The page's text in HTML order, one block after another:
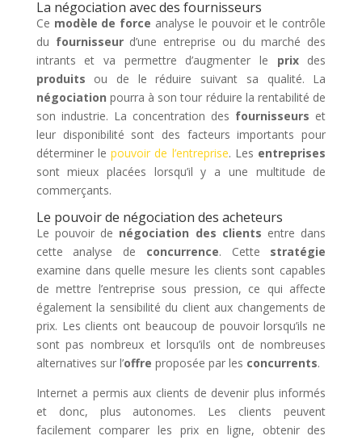
La négociation avec des fournisseurs
Ce modèle de force analyse le pouvoir et le contrôle
du fournisseur d’une entreprise ou du marché des
intrants et va permettre d’augmenter le prix des
produits ou de le réduire suivant sa qualité. La
négociation pourra à son tour réduire la rentabilité de
son industrie. La concentration des fournisseurs et
leur disponibilité sont des facteurs importants pour
déterminer lepouvoir de l’entreprise. Les entreprises
sont mieux placées lorsqu’il y a une multitude de
commerçants.
Le pouvoir de négociation des acheteurs
Le pouvoir de négociation des clients entre dans
cette analyse de concurrence. Cette stratégie
examine dans quelle mesure les clients sont capables
de mettre l’entreprise sous pression, ce qui affecte
également la sensibilité du client aux changements de
prix. Les clients ont beaucoup de pouvoir lorsqu’ils ne
sont pas nombreux et lorsqu’ils ont de nombreuses
alternatives sur l’offre proposée par les concurrents.
Internet a permis aux clients de devenir plus informés
et donc, plus autonomes. Les clients peuvent
facilement comparer les prix en ligne, obtenir des